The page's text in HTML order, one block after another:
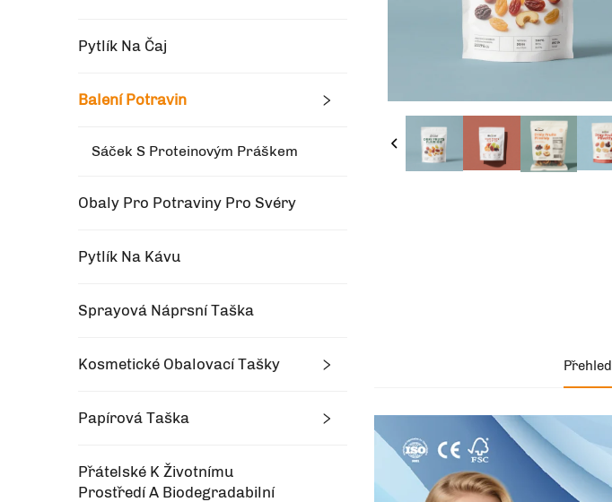
Pytlík Na Čaj
Balení Potravin
Sáček S Proteinovým Práškem
Obaly Pro Potraviny Pro Svéry
Pytlík Na Kávu
Sprayová Náprsní Taška
Kosmetické Obalovací Tašky
Papírová Taška
Přátelské K Životnímu
Prostředí A Biodegradabilní
Přehled